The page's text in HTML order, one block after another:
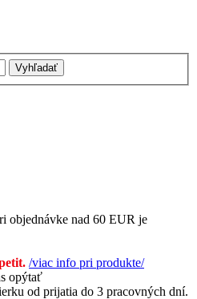
Vyhľadať
objednávke nad 60 EUR je
/viac info pri produkte/
opýtať
od prijatia do 3 pracovných dní.